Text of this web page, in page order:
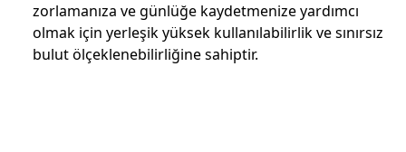
zorlamanıza ve günlüğe kaydetmenize yardımcı
olmak için yerleşik yüksek kullanılabilirlik ve sınırsız
bulut ölçeklenebilirliğine sahiptir.